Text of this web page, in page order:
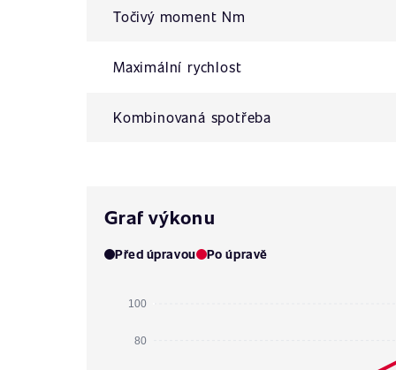
Točivý moment Nm
Maximální rychlost
Kombinovaná spotřeba
Graf výkonu
Před úpravou Po úpravě
100
80